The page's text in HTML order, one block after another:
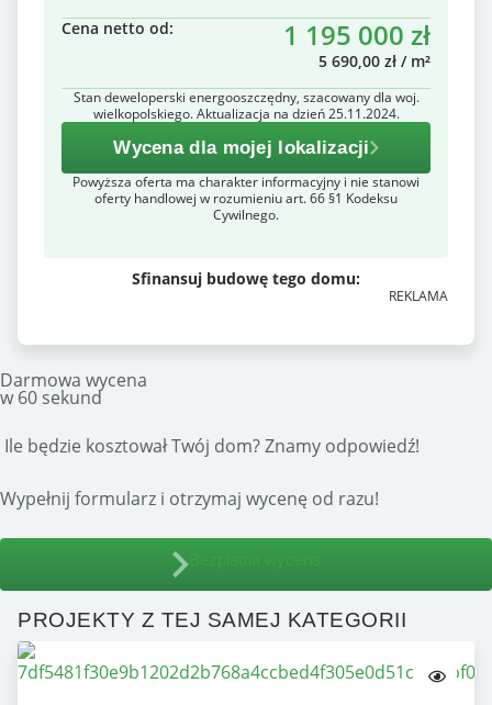
Cena netto od:
1 195 000 zł
5 690,00 zł / m²
Stan deweloperski energooszczędny, szacowany dla woj.
wielkopolskiego. Aktualizacja na dzień 25.11.2024.
Wycena dla mojej lokalizacji
Powyższa oferta ma charakter informacyjny i nie stanowi
oferty handlowej w rozumieniu art. 66 §1 Kodeksu
Cywilnego.
Sfinansuj budowę tego domu:
REKLAMA
Darmowa wycena
w 60 sekund
Ile będzie kosztował Twój dom? Znamy odpowiedź!
Wypełnij formularz i otrzymaj wycenę od razu!
Bezpłatna wycena
PROJEKTY Z TEJ SAMEJ KATEGORII